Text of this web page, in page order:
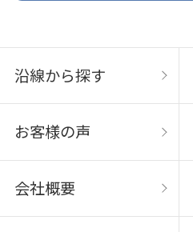
沿線から探す
お客様の声
会社概要